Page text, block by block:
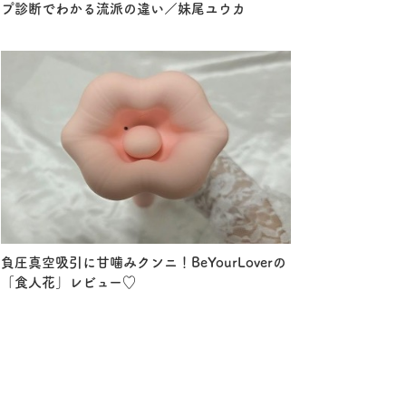
プ診断でわかる流派の違い／妹尾ユウカ
負圧真空吸引に甘噛みクンニ！BeYourLoverの
「食人花」レビュー♡